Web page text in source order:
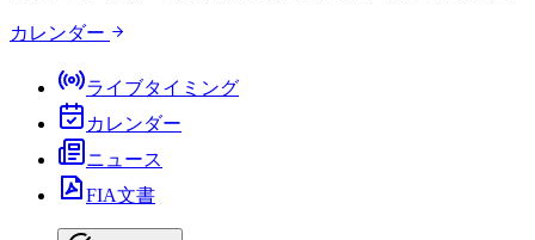
カレンダー
ライブタイミング
カレンダー
ニュース
FIA文書